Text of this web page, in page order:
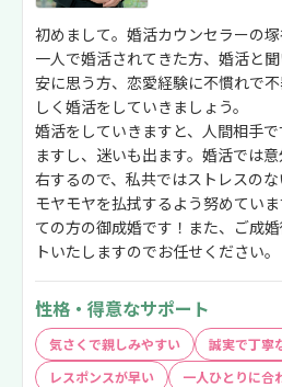
初めまして。婚活カウンセラーの塚
一人で婚活されてきた方、婚活と
安に思う方、恋愛経験に不慣れで
しく婚活をしていきましょう。
婚活をしていきますと、人間相手
ますし、迷いも出ます。婚活では
右するので、私共ではストレスの
モヤモヤを払拭するよう努めてい
ての方の御成婚です！また、ご成
トいたしますのでお任せください。
性格・得意なサポート
気さくで親しみやすい
誠実で丁寧
レスポンスが早い
一人ひとりに合